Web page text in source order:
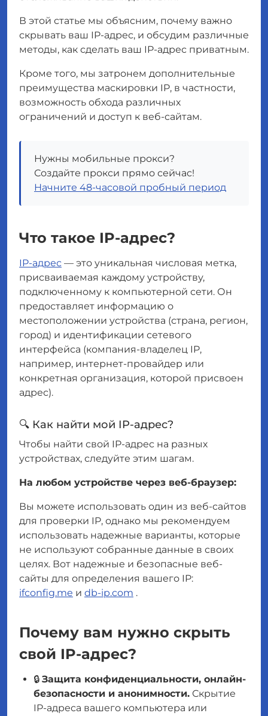
В этой статье мы объясним, почему важно
скрывать ваш IP-адрес, и обсудим различные
методы, как сделать ваш IP-адрес приватным.
Кроме того, мы затронем дополнительные
преимущества маскировки IP, в частности,
возможность обхода различных
ограничений и доступ к веб-сайтам.
Нужны мобильные прокси?
Создайте прокси прямо сейчас!
Начните 48-часовой пробный период
Что такое IP-адрес?
IP-адрес — это уникальная числовая метка,
присваиваемая каждому устройству,
подключенному к компьютерной сети. Он
предоставляет информацию о
местоположении устройства (страна, регион,
город) и идентификации сетевого
интерфейса (компания-владелец IP,
например, интернет-провайдер или
конкретная организация, которой присвоен
адрес).
🔍 Как найти мой IP-адрес?
Чтобы найти свой IP-адрес на разных
устройствах, следуйте этим шагам.
На любом устройстве через веб-браузер:
Вы можете использовать один из веб-сайтов
для проверки IP, однако мы рекомендуем
использовать надежные варианты, которые
не используют собранные данные в своих
целях. Вот надежные и безопасные веб-
сайты для определения вашего IP:
ifconfig.me и db-ip.com .
Почему вам нужно скрыть
свой IP-адрес?
🔒 Защита конфиденциальности, онлайн-
безопасности и анонимности. Скрытие
IP-адреса вашего компьютера или